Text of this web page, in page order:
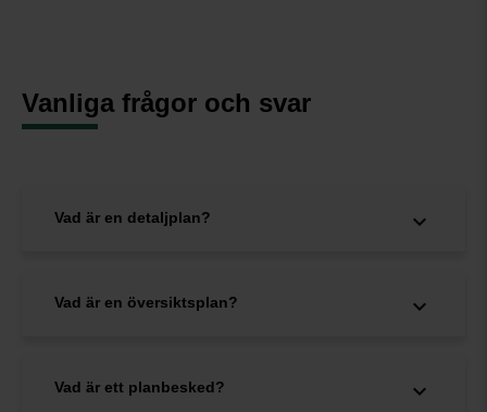
Vanliga frågor och svar
Vad är en detaljplan?
Vad är en översiktsplan?
Vad är ett planbesked?